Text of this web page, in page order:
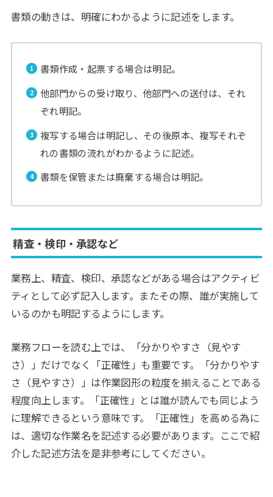
書類の動きは、明確にわかるように記述をします。
書類作成・起票する場合は明記。
他部門からの受け取り、他部門への送付は、それ
ぞれ明記。
複写する場合は明記し、その後原本、複写それぞ
れの書類の流れがわかるように記述。
書類を保管または廃棄する場合は明記。
精査・検印・承認など
業務上、精査、検印、承認などがある場合はアクティビ
ティとして必ず記入します。またその際、誰が実施して
いるのかも明記するようにします。
業務フローを読む上では、「分かりやすさ（見やす
さ）」だけでなく「正確性」も重要です。「分かりやす
さ（見やすさ）」は作業図形の粒度を揃えることである
程度向上します。「正確性」とは誰が読んでも同じよう
に理解できるという意味です。「正確性」を高める為に
は、適切な作業名を記述する必要があります。ここで紹
介した記述方法を是非参考にしてください。